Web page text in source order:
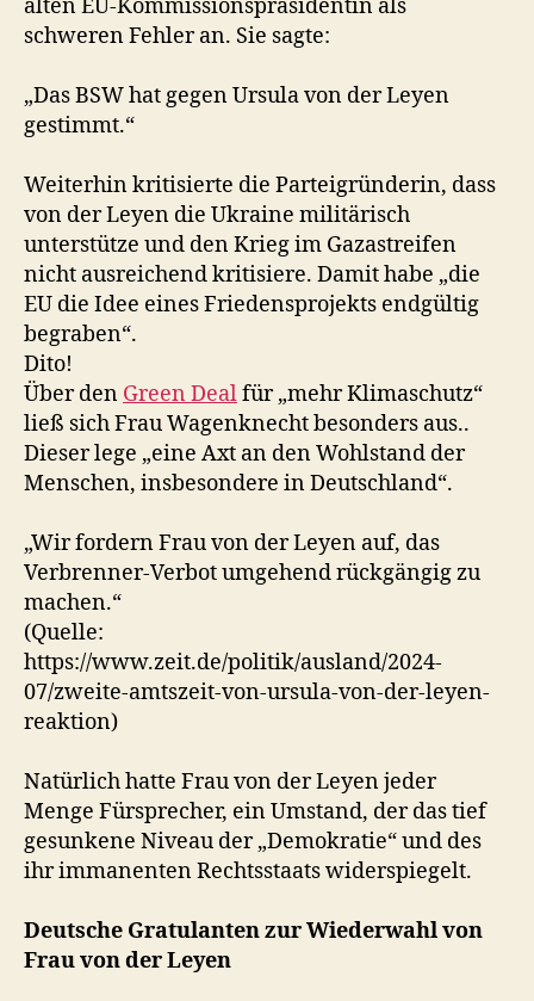
alten EU-Kommissionspräsidentin als
schweren Fehler an. Sie sagte:
„Das BSW hat gegen Ursula von der Leyen
gestimmt.“
Weiterhin kritisierte die Parteigründerin, dass
von der Leyen die Ukraine militärisch
unterstütze und den Krieg im Gazastreifen
nicht ausreichend kritisiere. Damit habe „die
EU die Idee eines Friedensprojekts endgültig
begraben“.
Dito!
Über den Green Dealfür „mehr Klimaschutz“
ließ sich Frau Wagenknecht besonders aus..
Dieser lege „eine Axt an den Wohlstand der
Menschen, insbesondere in Deutschland“.
„Wir fordern Frau von der Leyen auf, das
Verbrenner-Verbot umgehend rückgängig zu
machen.“
(Quelle:
https://www.zeit.de/politik/ausland/2024-
07/zweite-amtszeit-von-ursula-von-der-leyen-
reaktion)
Natürlich hatte Frau von der Leyen jeder
Menge Fürsprecher, ein Umstand, der das tief
gesunkene Niveau der „Demokratie“ und des
ihr immanenten Rechtsstaats widerspiegelt.
Deutsche Gratulanten zur Wiederwahl von
Frau von der Leyen